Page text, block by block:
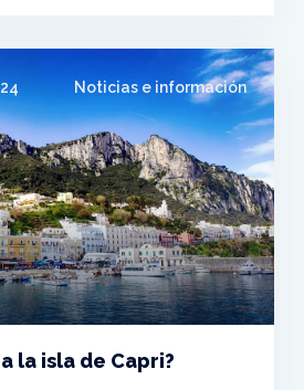
Noticias e información
la isla de Capri?